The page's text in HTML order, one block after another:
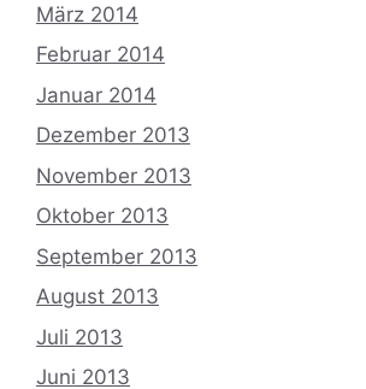
März 2014
Februar 2014
Januar 2014
Dezember 2013
November 2013
Oktober 2013
September 2013
August 2013
Juli 2013
Juni 2013